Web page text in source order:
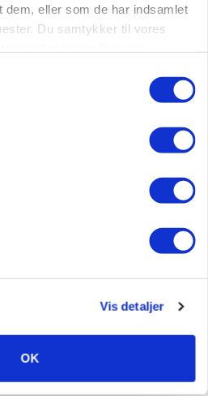
dem, eller som de har indsamlet
Du samtykker til vores
Vis detaljer
OK
Annonce
Loading...
Rusland